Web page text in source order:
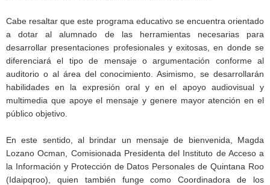
Cabe resaltar que este programa educativo se encuentra orientado
a dotar al alumnado de las herramientas necesarias para
desarrollar presentaciones profesionales y exitosas, en donde se
diferenciará el tipo de mensaje o argumentación conforme al
auditorio o al área del conocimiento. Asimismo, se desarrollarán
habilidades en la expresión oral y en el apoyo audiovisual y
multimedia que apoye el mensaje y genere mayor atención en el
público objetivo.
En este sentido, al brindar un mensaje de bienvenida, Magda
Lozano Ocman, Comisionada Presidenta del Instituto de Acceso a
la Información y Protección de Datos Personales de Quintana Roo
(Idaipqroo), quien también funge como Coordinadora de los